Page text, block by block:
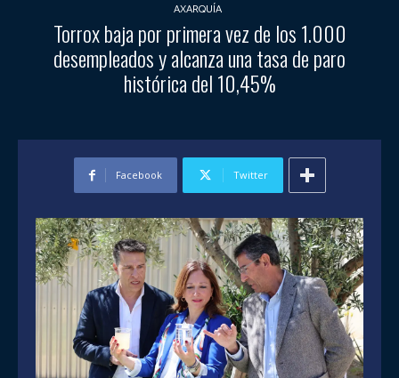
AXARQUÍA
Torrox baja por primera vez de los 1.000
desempleados y alcanza una tasa de paro
histórica del 10,45%
Facebook Twitter